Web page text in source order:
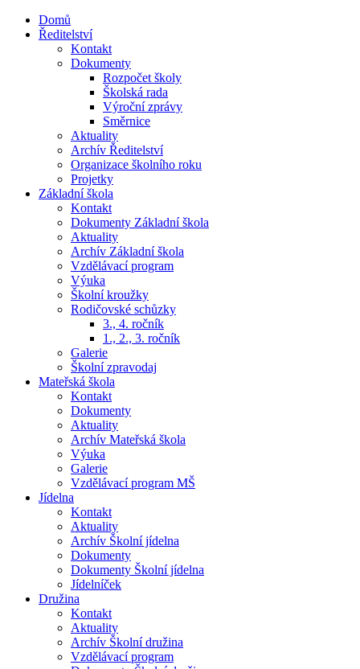
Domů
Ředitelství
Kontakt
Dokumenty
Rozpočet školy
Školská rada
Výroční zprávy
Směrnice
Aktuality
Archív Ředitelství
Organizace školního roku
Projetky
Základní škola
Kontakt
Dokumenty Základní škola
Aktuality
Archív Základní škola
Vzdělávací program
Výuka
Školní kroužky
Rodičovské schůzky
3., 4. ročník
1., 2., 3. ročník
Galerie
Školní zpravodaj
Mateřská škola
Kontakt
Dokumenty
Aktuality
Archív Mateřská škola
Výuka
Galerie
Vzdělávací program MŠ
Jídelna
Kontakt
Aktuality
Archív Školní jídelna
Dokumenty
Dokumenty Školní jídelna
Jídelníček
Družina
Kontakt
Aktuality
Archív Školní družina
Vzdělávací program